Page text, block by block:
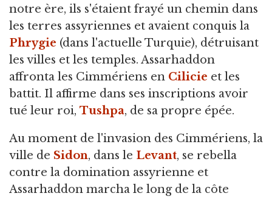
notre ère, ils s'étaient frayé un chemin dans
les terres assyriennes et avaient conquis la
Phrygie (dans l'actuelle Turquie), détruisant
les villes et les temples. Assarhaddon
affronta les Cimmériens en Cilicie et les
battit. Il affirme dans ses inscriptions avoir
tué leur roi, Tushpa, de sa propre épée.
Au moment de l'invasion des Cimmériens, la
ville de Sidon, dans le Levant, se rebella
contre la domination assyrienne et
Assarhaddon marcha le long de la côte